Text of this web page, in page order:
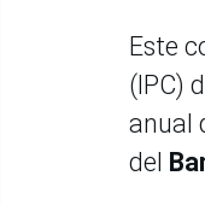
Este
(IPC)
anual
del